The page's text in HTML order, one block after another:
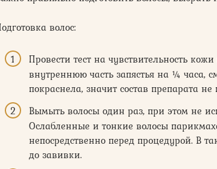
волос:
Провести тест на чувствительность
внутреннюю часть запястья на ¼ часа,
покраснела, значит состав препарата не
Вымыть волосы один раз, при этом не
Ослабленные и тонкие волосы
непосредственно перед процедурой. В
до завивки.